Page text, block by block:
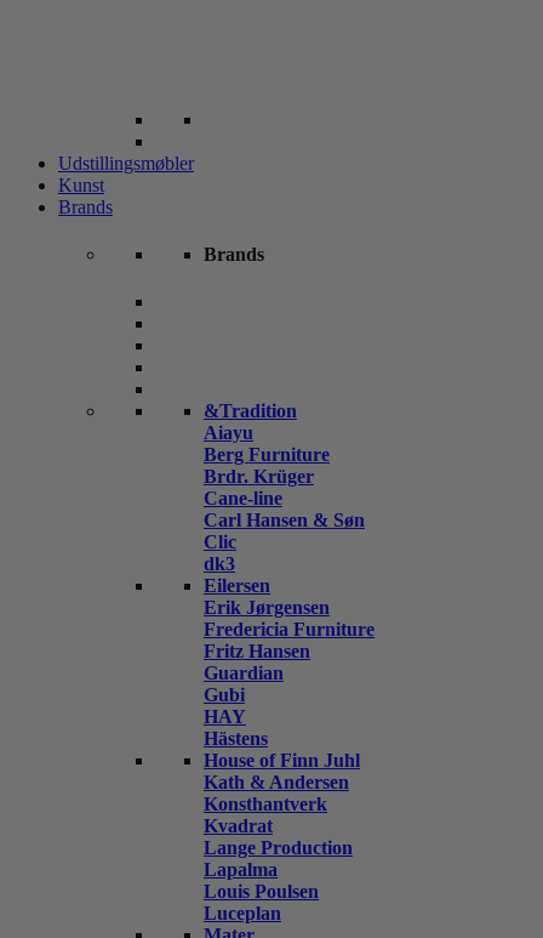
Udstillingsmøbler
Kunst
Brands
Brands
&Tradition
Aiayu
Berg Furniture
Brdr. Krüger
Cane-line
Carl Hansen & Søn
Clic
dk3
Eilersen
Erik Jørgensen
Fredericia Furniture
Fritz Hansen
Guardian
Gubi
HAY
Hästens
House of Finn Juhl
Kath & Andersen
Konsthantverk
Kvadrat
Lange Production
Lapalma
Louis Poulsen
Luceplan